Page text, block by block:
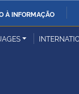
À INFORMAÇÃO